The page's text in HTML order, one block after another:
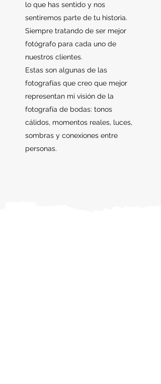
lo que has sentido y nos
sentiremos parte de tu historia.
Siempre tratando de ser mejor
fotógrafo para cada uno de
nuestros clientes.
Estas son algunas de las
fotografías que creo que mejor
representan mi visión de la
fotografía de bodas: tonos
cálidos, momentos reales, luces,
sombras y conexiones entre
personas.